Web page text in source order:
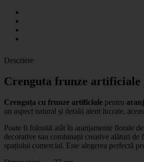
Descriere
Crenguta frunze artificiale
Crenguța cu frunze artificiale pentru
un aspect natural și detalii atent lucrate,
Poate fi folosită atât în aranjamente florale
decorative sau combinații creative alături
spațiului comercial. Este alegerea perfectă